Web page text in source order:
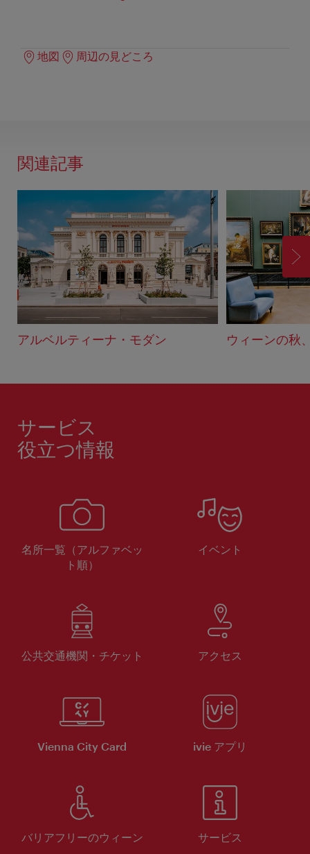
地図 周辺の見どころ
関連記事
アルベルティーナ・モダン ウィーンの秋
進
む
サービス
役立つ情報
名所一覧（アルファベッ
ト順）
イベント
公共交通機関・チケット アクセス
Vienna City Card ivie アプリ
バリアフリーのウィーン サービス